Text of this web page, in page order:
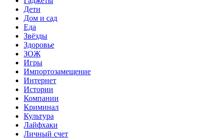
Дети
Дом и сад
Еда
Звёзды
Здоровье
ЗОЖ
Игры
Импортозамещение
Интернет
Истории
Компании
Криминал
Культура
Лайфхаки
Личный счет